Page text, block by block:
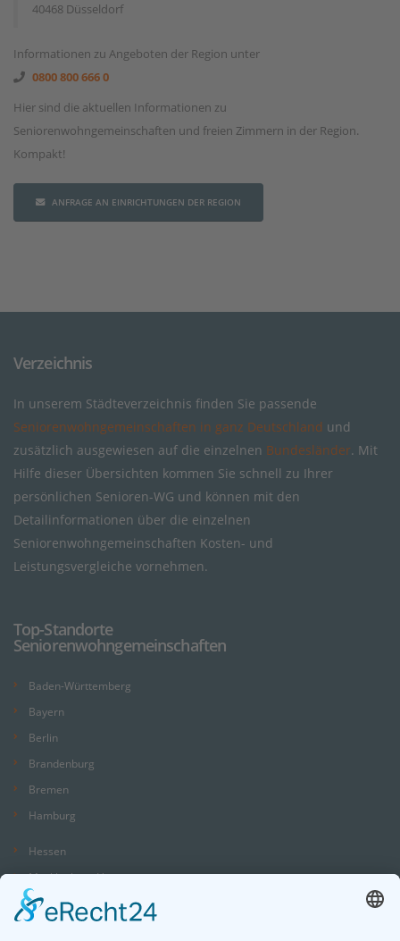
40468 Düsseldorf
Informationen zu Angeboten der Region unter
0800 800 666 0
Hier sind die aktuellen Informationen zu
Seniorenwohngemeinschaften und freien Zimmern in der Region.
Kompakt!
ANFRAGE AN EINRICHTUNGEN DER REGION
Verzeichnis
In unserem Städteverzeichnis finden Sie passende
Seniorenwohngemeinschaften in ganz Deutschland und
zusätzlich ausgewiesen auf die einzelnen Bundesländer. Mit
Hilfe dieser Übersichten kommen Sie schnell zu Ihrer
persönlichen Senioren-WG und können mit den
Detailinformationen über die einzelnen
Seniorenwohngemeinschaften Kosten- und
Leistungsvergleiche vornehmen.
Top-Standorte
Seniorenwohngemeinschaften
Baden-Württemberg
Bayern
Berlin
Brandenburg
Bremen
Hamburg
Hessen
Mecklenburg-Vorpommern
Niedersachsen